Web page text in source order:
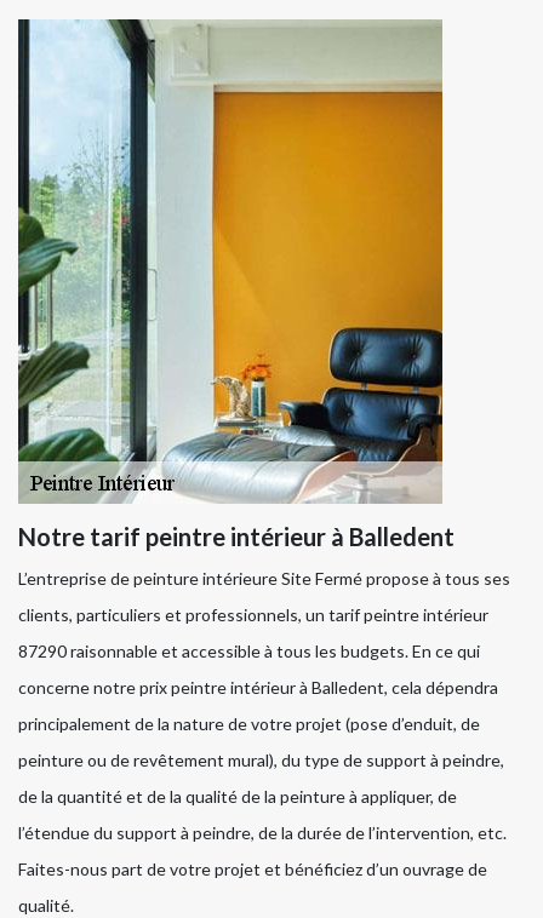
Notre tarif peintre intérieur à Balledent
L’entreprise de peinture intérieure Site Fermé propose à tous ses
clients, particuliers et professionnels, un tarif peintre intérieur
87290 raisonnable et accessible à tous les budgets. En ce qui
concerne notre prix peintre intérieur à Balledent, cela dépendra
principalement de la nature de votre projet (pose d’enduit, de
peinture ou de revêtement mural), du type de support à peindre,
de la quantité et de la qualité de la peinture à appliquer, de
l’étendue du support à peindre, de la durée de l’intervention, etc.
Faites-nous part de votre projet et bénéficiez d’un ouvrage de
qualité.